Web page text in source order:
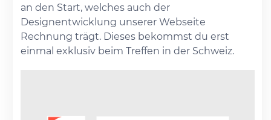
an den Start, welches auch der
Designentwicklung unserer Webseite
Rechnung trägt. Dieses bekommst du erst
einmal exklusiv beim Treffen in der Schweiz.